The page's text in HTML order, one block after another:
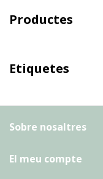
Productes
Etiquetes
Sobre nosaltres
El meu compte